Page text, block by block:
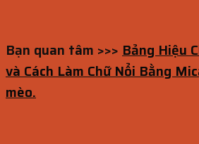
Bạn quan tâm >>> Bảng Hiệu
và Cách Làm Chữ Nổi Bằng
mèo.